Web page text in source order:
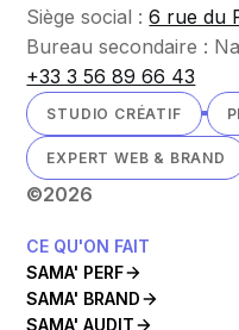
Siège social :6 rue du
Bureau secondaire :
+33 3 56 89 66 43
STUDIO CRÉATIF
EXPERT WEB & BRAND
©2026
CE QU'ON FAIT
SAMA' PERF
SAMA' BRAND
SAMA' AUDIT